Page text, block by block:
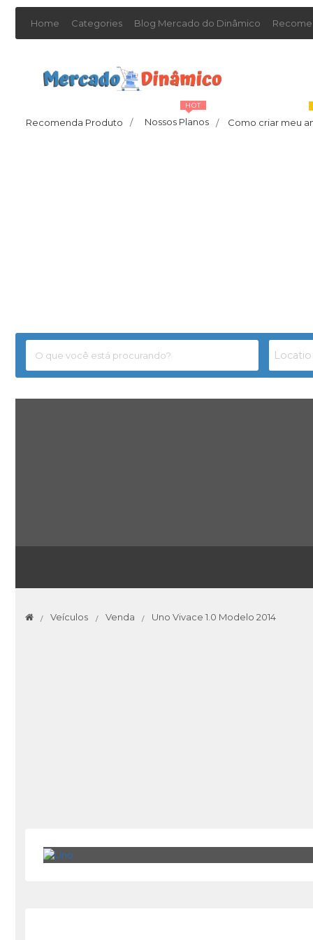
Home Categories Blog Mercado do Dinâmico
Recomenda Produto / Nossos Planos /
HOT
Como criar meu
Veículos Venda Uno Vivace 1.0 Modelo 2014